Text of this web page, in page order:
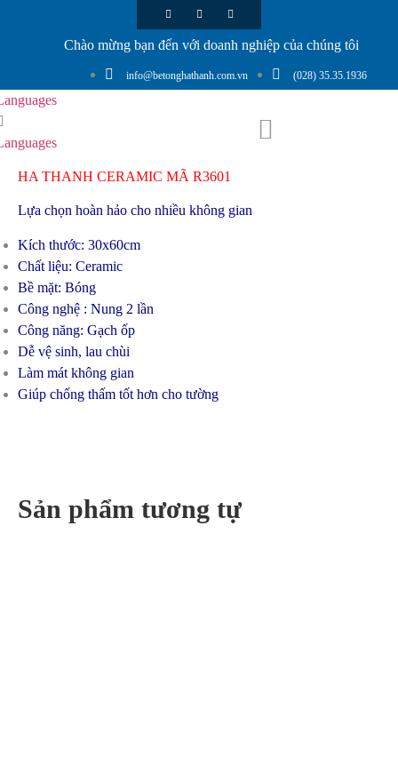
Chào mừng bạn đến với doanh nghiệp của chúng tôi
info@betonghathanh.com.vn (028) 35.35.1936
HA THANH CERAMIC MÃ R3601
Lựa chọn hoàn hảo cho nhiều không gian
Kích thước: 30x60cm
Chất liệu: Ceramic
Bề mặt: Bóng
Công nghệ : Nung 2 lần
Công năng: Gạch ốp
Dễ vệ sinh, lau chùi
Làm mát không gian
Giúp chống thấm tốt hơn cho tường
Sản phẩm tương tự